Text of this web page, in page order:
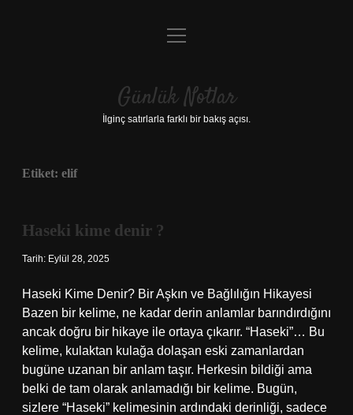
Anasayfa
Yasal Uyarı
menüyü
Günlük Notlar
İlginç satırlarla farklı bir bakış açısı.
Etiket: elif
Haseki kime denir ?
Tarih: Eylül 28, 2025
Haseki Kime Denir? Bir Aşkın ve Bağlılığın Hikayesi
Bazen bir kelime, ne kadar derin anlamlar barındırdığını
ancak doğru bir hikaye ile ortaya çıkarır. “Haseki”… Bu
kelime, kulaktan kulağa dolaşan eski zamanlardan
bugüne uzanan bir anlam taşır. Herkesin bildiği ama
belki de tam olarak anlamadığı bir kelime. Bugün,
sizlere “Haseki” kelimesinin ardındaki derinliği, sadece